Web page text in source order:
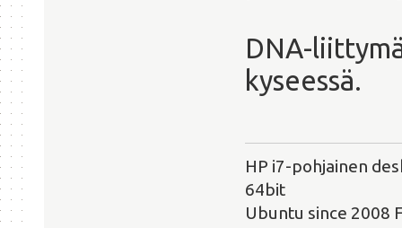
DNA-
kyseessä.
HP i7-pohjainen
64bit
Ubuntu since 2008